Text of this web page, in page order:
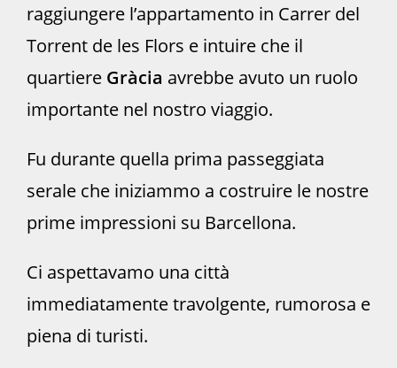
raggiungere l’appartamento in Carrer del
Torrent de les Flors e intuire che il
quartiere Gràcia avrebbe avuto un ruolo
importante nel nostro viaggio.
Fu durante quella prima passeggiata
serale che iniziammo a costruire le nostre
prime impressioni su Barcellona.
Ci aspettavamo una città
immediatamente travolgente, rumorosa e
piena di turisti.